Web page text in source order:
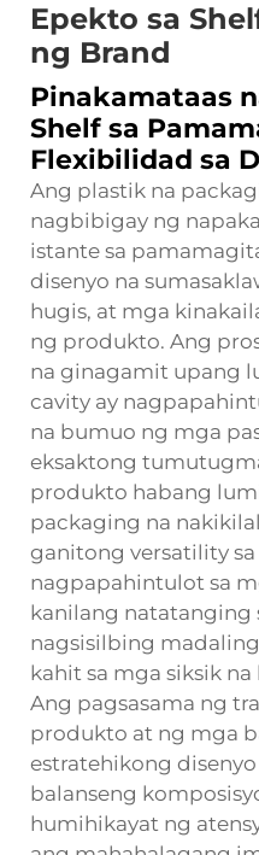
Epekto sa
ng Brand
Pinakamataas
Shelf sa
Flexibilidad sa
Ang plastik na
nagbibigay ng
istante sa
disenyo na
hugis, at mga
ng produkto. Ang
na ginagamit upang
cavity ay
na bumuo ng mga
eksaktong
produkto habang
packaging na
ganitong versatility sa
nagpapahintulot sa
kanilang natatanging
nagsisilbing
kahit sa mga siksik
Ang pagsasama ng
produkto at ng mga
estratehikong
balanseng
humihikayat ng